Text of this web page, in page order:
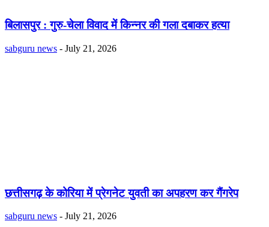
बिलासपुर : गुरु-चेला विवाद में किन्नर की गला दबाकर हत्या
sabguru news - July 21, 2026
छत्तीसगढ़ के कोरिया में प्रेगनेट युवती का अपहरण कर गैंगरेप
sabguru news - July 21, 2026